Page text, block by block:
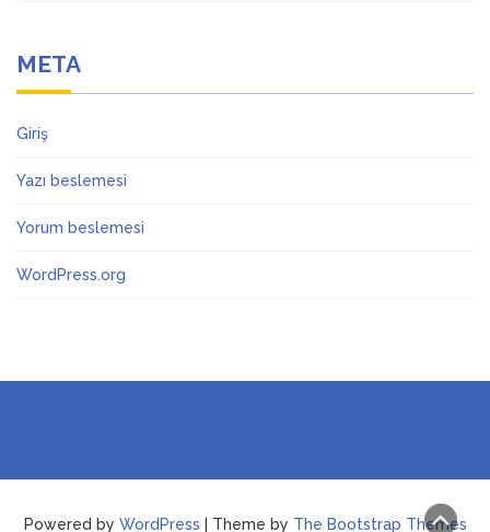
META
Giriş
Yazı beslemesi
Yorum beslemesi
WordPress.org
Powered by WordPress | Theme by The Bootstrap Themes